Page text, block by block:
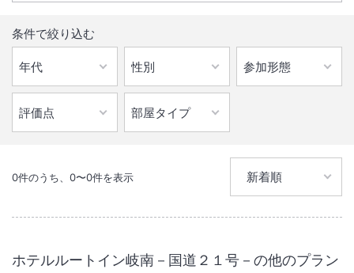
※1区画を超える車両の駐車は有料・予約制です。
（8ｍ未満：1泊2000円・8ｍ以上：1泊3000円）
ホテルまでお問い合わせください。
条件で絞り込む
0件のうち、 0〜0件を表示
ホテルルートイン岐南－国道２１号－ の他のプラン